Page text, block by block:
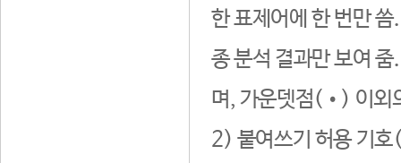
한 표제어에 한 번만
종 분석 결과만 보여
며, 가운뎃점(•) 이외
2) 붙여쓰기 허용 기호